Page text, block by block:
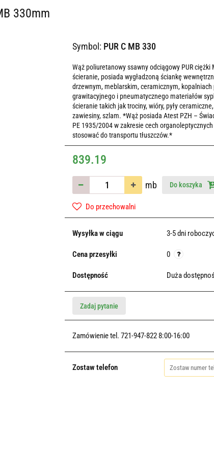
330mm
Symbol: PUR C MB 330
Wąż poliuretanowy ssawny odciągowy PUR
ścieranie, posiada wygładzoną ściankę
drzewnym, meblarskim, ceramicznym,
grawitacyjnego i pneumatycznego materiałów
ścieranie takich jak trociny, wióry, pyły
zawiesiny, szlam. *Wąż posiada Atest PZH –
PE 1935/2004 w zakresie cech
stosować do transportu tłuszczów.*
839.19
mb Do koszyka
Do przechowalni
Wysyłka w ciągu 3-5 dni
Cena przesyłki 0
Dostępność Duża
Zadaj pytanie
Zamówienie tel. 721-947-822 8:00-16:00
Zostaw telefon